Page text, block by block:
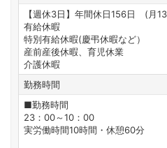
【週休3日】年間休日156日 (月
有給休暇
特別有給休暇(慶弔休暇など）
産前産後休暇、育児休業
介護休暇
勤務時間
■勤務時間
23：00～10：00
実労働時間10時間・休憩60分